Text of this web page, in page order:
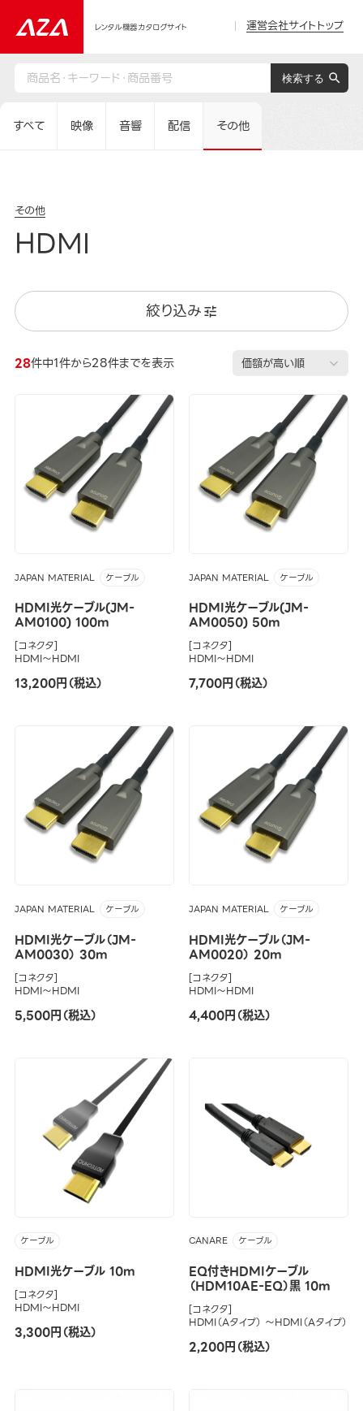
レンタル機器カタログサイト 運営会社サイトトップ
すべて 映像 音響 配信 その他
その他
HDMI
絞り込み
28件中1件から28件までを表示
JAPAN MATERIAL ケーブル
HDMI光ケーブル(JM-
AM0100) 100m
[コネクタ]
HDMI～HDMI
13,200円（税込）
JAPAN MATERIAL ケーブル
HDMI光ケーブル(JM-
AM0050) 50m
[コネクタ]
HDMI～HDMI
7,700円（税込）
JAPAN MATERIAL ケーブル
HDMI光ケーブル（JM-
AM0030） 30m
[コネクタ]
HDMI～HDMI
5,500円（税込）
JAPAN MATERIAL ケーブル
HDMI光ケーブル（JM-
AM0020） 20m
[コネクタ]
HDMI～HDMI
4,400円（税込）
ケーブル
HDMI光ケーブル 10m
[コネクタ]
HDMI～HDMI
3,300円（税込）
CANARE ケーブル
EQ付きHDMIケーブル
（HDM10AE-EQ）黒 10m
[コネクタ]
HDMI（Aタイプ） ～HDMI（Aタイプ）
2,200円（税込）